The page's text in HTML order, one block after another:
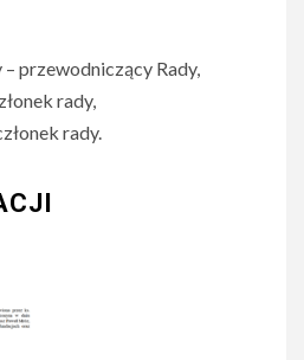
przewodniczący Rady,
rady,
rady.